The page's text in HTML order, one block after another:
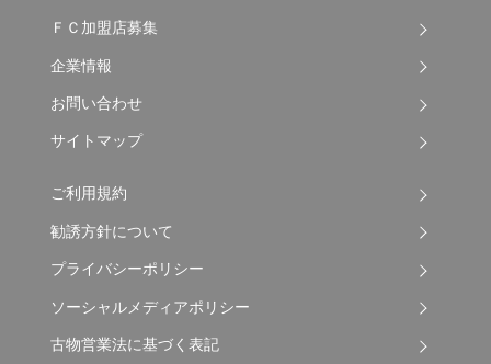
ＦＣ加盟店募集
企業情報
お問い合わせ
サイトマップ
ご利用規約
勧誘方針について
プライバシーポリシー
ソーシャルメディアポリシー
古物営業法に基づく表記